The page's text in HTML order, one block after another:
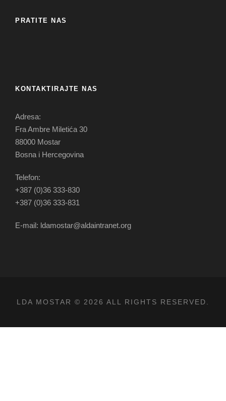
PRATITE NAS
KONTAKTIRAJTE NAS
Adresa:
Fra Ambre Miletića 30
88000 Mostar
Bosna i Hercegovina
Telefon:
+387 (0)36 333-830
+387 (0)36 333-831
E-mail: ldamostar@aldaintranet.org
LDA MOSTAR © 2026 ALL RIGHTS RESERVED.